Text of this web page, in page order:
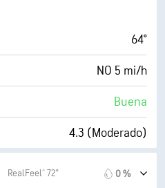
46° F
7 (Luminoso)
53 %
10 mi
64°
NO 5 mi/h
Buena
4.3 (Moderado)
RealFeel® 72° 0 %